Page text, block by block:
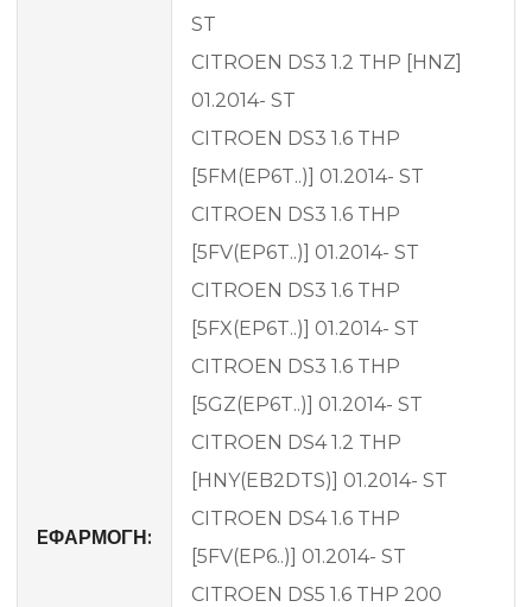
EΦΑΡΜΟΓΗ:
ST
CITROEN DS3 1.2 THP [HNZ]
01.2014- ST
CITROEN DS3 1.6 THP
[5FM(EP6T..)] 01.2014- ST
CITROEN DS3 1.6 THP
[5FV(EP6T..)] 01.2014- ST
CITROEN DS3 1.6 THP
[5FX(EP6T..)] 01.2014- ST
CITROEN DS3 1.6 THP
[5GZ(EP6T..)] 01.2014- ST
CITROEN DS4 1.2 THP
[HNY(EB2DTS)] 01.2014- ST
CITROEN DS4 1.6 THP
[5FV(EP6..)] 01.2014- ST
CITROEN DS5 1.6 THP 200